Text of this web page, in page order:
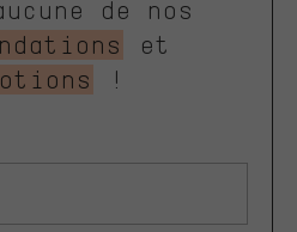
de nos
et
!